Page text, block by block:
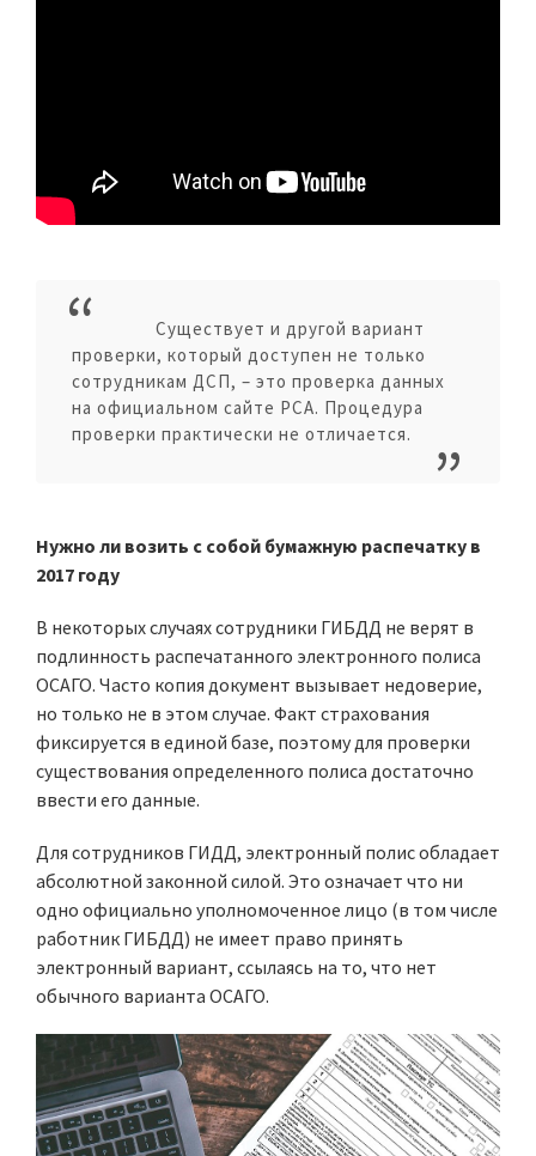
Существует и другой вариант
проверки, который доступен не только
сотрудникам ДСП, – это проверка данных
на официальном сайте РСА. Процедура
проверки практически не отличается.
Нужно ли возить с собой бумажную распечатку в
2017 году
В некоторых случаях сотрудники ГИБДД не верят в
подлинность распечатанного электронного полиса
ОСАГО. Часто копия документ вызывает недоверие,
но только не в этом случае. Факт страхования
фиксируется в единой базе, поэтому для проверки
существования определенного полиса достаточно
ввести его данные.
Для сотрудников ГИДД, электронный полис обладает
абсолютной законной силой. Это означает что ни
одно официально уполномоченное лицо (в том числе
работник ГИБДД) не имеет право принять
электронный вариант, ссылаясь на то, что нет
обычного варианта ОСАГО.